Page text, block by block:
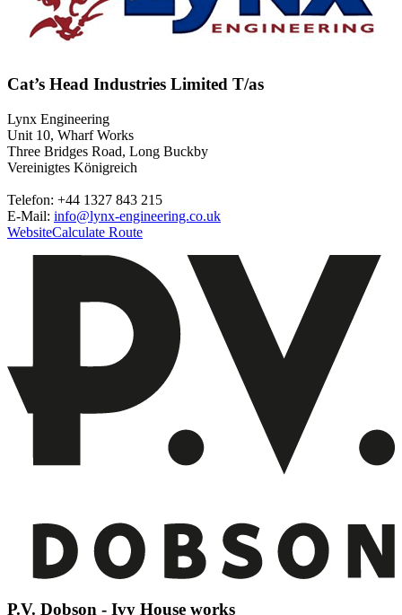
Cat’s Head Industries Limited T/as
Lynx Engineering
Unit 10, Wharf Works
Three Bridges Road, Long Buckby
Vereinigtes Königreich
Telefon: +44 1327 843 215
E-Mail: info@lynx-engineering.co.uk
WebsiteCalculate Route
P.V. Dobson - Ivy House works